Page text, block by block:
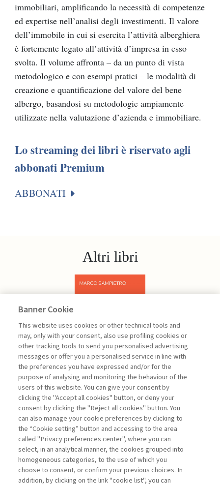
immobiliari, amplificando la necessità di competenze
ed expertise nell’analisi degli investimenti. Il valore
dell’immobile in cui si esercita l’attività alberghiera
è fortemente legato all’attività d’impresa in esso
svolta. Il volume affronta – da un punto di vista
metodologico e con esempi pratici – le modalità di
creazione e quantificazione del valore del bene
albergo, basandosi su metodologie ampiamente
utilizzate nella valutazione d’azienda e immobiliare.
Lo streaming dei libri è riservato agli
abbonati Premium
ABBONATI
Altri libri
Previous
Sampietro Marco
Project
Management -
III edizione
ARCHIVIO
Banner Cookie
This website uses cookies or other technical tools and
may, only with your consent, also use profiling cookies or
other tracking tools to send you personalised advertising
messages or offer you a personalised service in line with
the preferences you have expressed and/or for the
purpose of analysing and monitoring the behaviour of the
users of this website. You can give your consent by
clicking the "Accept all cookies" button, or deny your
consent by clicking the "Reject all cookies" button. You
can also manage your cookie preferences by clicking to
the “Cookie setting” button and accessing to the area
called "Privacy preferences center", where you can
select, in an analytical manner, the cookies grouped into
homogeneous categories, to the use of which you
choose to consent, or confirm your previous choices. In
addition, by clicking on the link "cookie list", you can